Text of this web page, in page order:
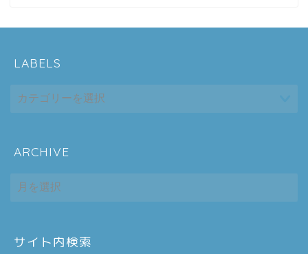
LABELS
ARCHIVE
ARCHIVE
サイト内検索